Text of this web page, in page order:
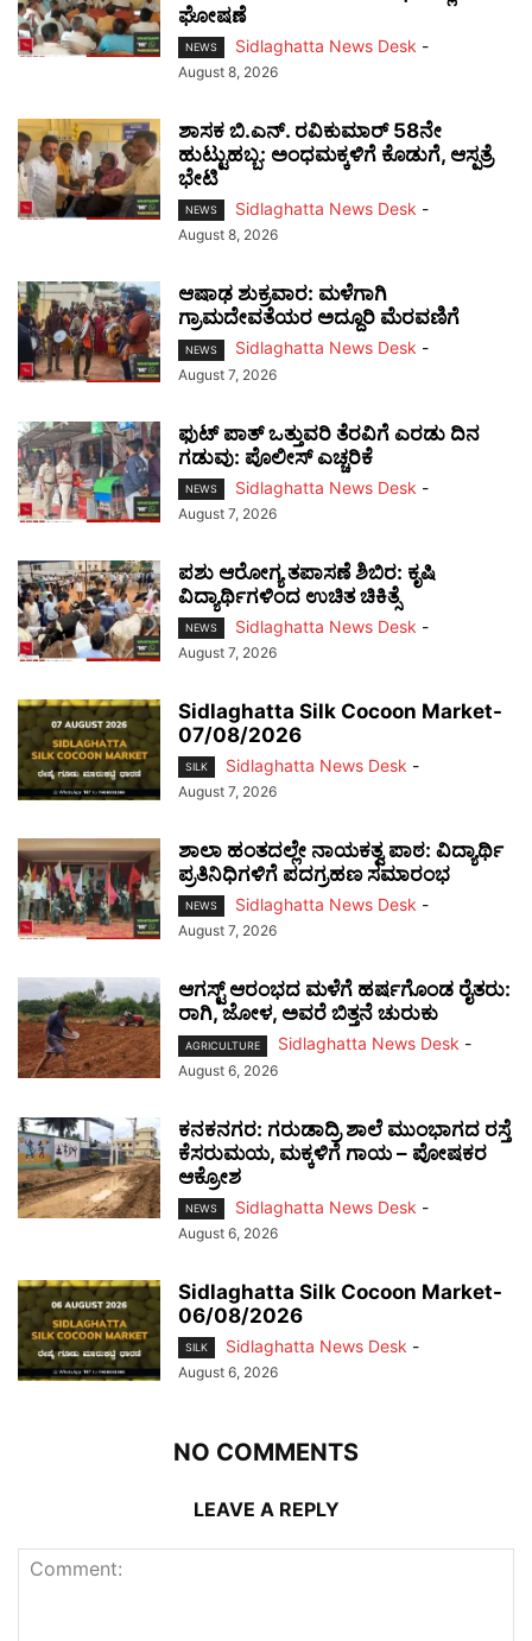
ಘೋಷಣೆ
NEWS Sidlaghatta News Desk -
August 8, 2026
ಶಾಸಕ ಬಿ.ಎನ್. ರವಿಕುಮಾರ್ 58ನೇ
ಹುಟ್ಟುಹಬ್ಬ: ಅಂಧಮಕ್ಕಳಿಗೆ ಕೊಡುಗೆ, ಆಸ್ಪತ್ರೆ
ಭೇಟಿ
NEWS Sidlaghatta News Desk -
August 8, 2026
ಆಷಾಢ ಶುಕ್ರವಾರ: ಮಳೆಗಾಗಿ
ಗ್ರಾಮದೇವತೆಯರ ಅದ್ದೂರಿ ಮೆರವಣಿಗೆ
NEWS Sidlaghatta News Desk -
August 7, 2026
ಫುಟ್‌ ಪಾತ್ ಒತ್ತುವರಿ ತೆರವಿಗೆ ಎರಡು ದಿನ
ಗಡುವು: ಪೊಲೀಸ್ ಎಚ್ಚರಿಕೆ
NEWS Sidlaghatta News Desk -
August 7, 2026
ಪಶು ಆರೋಗ್ಯ ತಪಾಸಣೆ ಶಿಬಿರ: ಕೃಷಿ
ವಿದ್ಯಾರ್ಥಿಗಳಿಂದ ಉಚಿತ ಚಿಕಿತ್ಸೆ
NEWS Sidlaghatta News Desk -
August 7, 2026
Sidlaghatta Silk Cocoon Market-
07/08/2026
SILK Sidlaghatta News Desk -
August 7, 2026
ಶಾಲಾ ಹಂತದಲ್ಲೇ ನಾಯಕತ್ವ ಪಾಠ: ವಿದ್ಯಾರ್ಥಿ
ಪ್ರತಿನಿಧಿಗಳಿಗೆ ಪದಗ್ರಹಣ ಸಮಾರಂಭ
NEWS Sidlaghatta News Desk -
August 7, 2026
ಆಗಸ್ಟ್ ಆರಂಭದ ಮಳೆಗೆ ಹರ್ಷಗೊಂಡ ರೈತರು:
ರಾಗಿ, ಜೋಳ, ಅವರೆ ಬಿತ್ತನೆ ಚುರುಕು
AGRICULTURE Sidlaghatta News Desk -
August 6, 2026
ಕನಕನಗರ: ಗರುಡಾದ್ರಿ ಶಾಲೆ ಮುಂಭಾಗದ ರಸ್ತೆ
ಕೆಸರುಮಯ, ಮಕ್ಕಳಿಗೆ ಗಾಯ – ಪೋಷಕರ
ಆಕ್ರೋಶ
NEWS Sidlaghatta News Desk -
August 6, 2026
Sidlaghatta Silk Cocoon Market-
06/08/2026
SILK Sidlaghatta News Desk -
August 6, 2026
NO COMMENTS
LEAVE A REPLY